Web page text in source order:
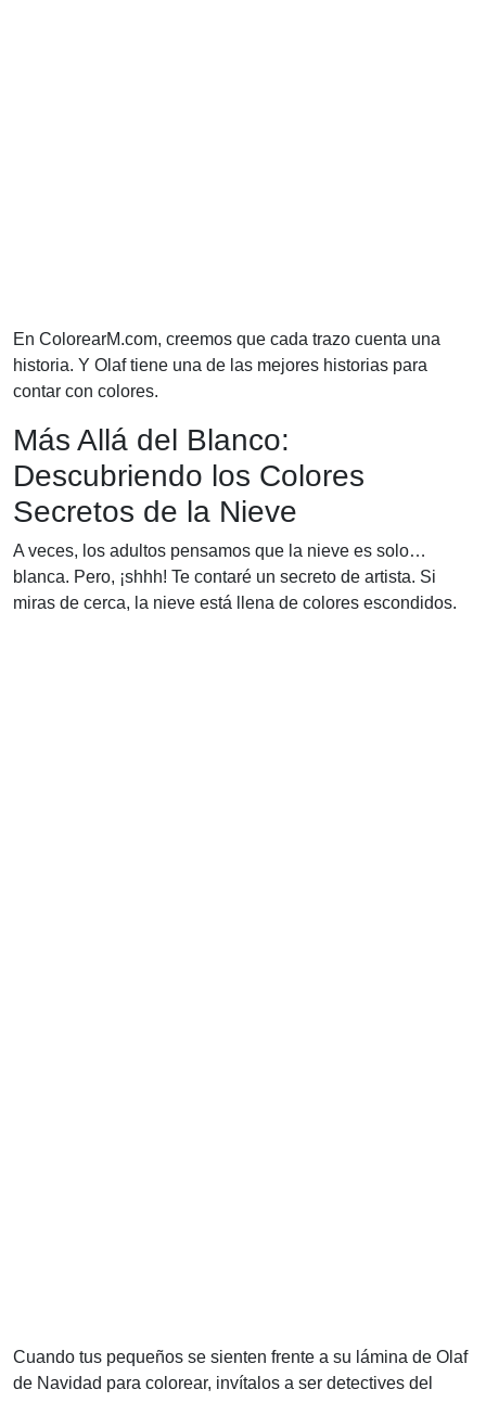
En ColorearM.com, creemos que cada trazo cuenta una
historia. Y Olaf tiene una de las mejores historias para
contar con colores.
Más Allá del Blanco:
Descubriendo los Colores
Secretos de la Nieve
A veces, los adultos pensamos que la nieve es solo…
blanca. Pero, ¡shhh! Te contaré un secreto de artista. Si
miras de cerca, la nieve está llena de colores escondidos.
Cuando tus pequeños se sienten frente a su lámina de Olaf
de Navidad para colorear, invítalos a ser detectives del